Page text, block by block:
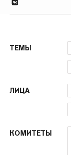
ТЕМЫ
ЛИЦА
КОМИТЕТЫ